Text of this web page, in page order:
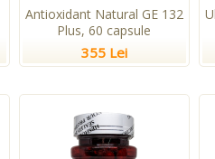
Antioxidant Natural GE 132
Plus, 60 capsule
355 Lei